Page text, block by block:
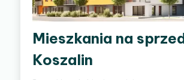
Mieszkania na
Koszalin